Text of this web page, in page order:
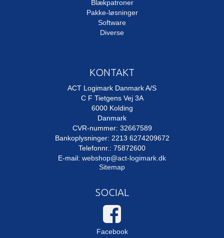
Blækpatroner
Pakke-løsninger
Software
Diverse
KONTAKT
ACT Logimark Danmark A/S
C F Tietgens Vej 3A
6000 Kolding
Danmark
CVR-nummer: 32667589
Bankoplysninger: 2213 6274209672
Telefonnr.: 75872600
E-mail: webshop@act-logimark.dk
Sitemap
SOCIAL
Facebook